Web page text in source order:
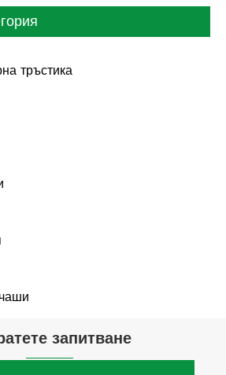
тръстика
запитване